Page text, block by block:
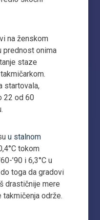
na ženskom
prednost onima
staze
startovala,
22 od 60
u stalnom
tokom
’90 i 6,3°C u
toga da gradovi
drastičnije mere
održe.